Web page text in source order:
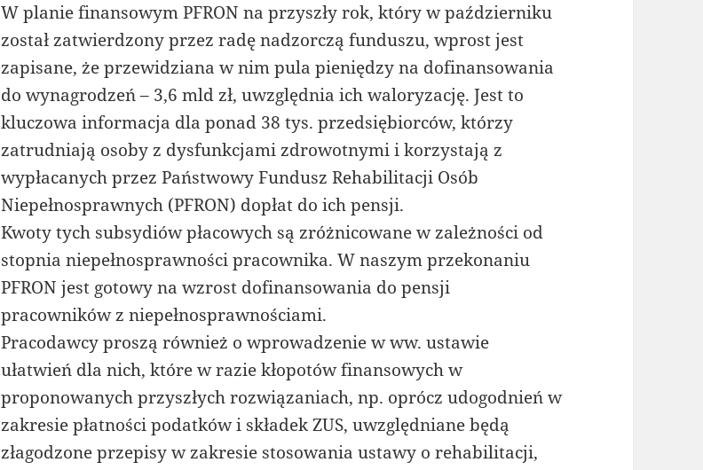
W planie finansowym PFRON na przyszły rok, który w październiku
został zatwierdzony przez radę nadzorczą funduszu, wprost jest
zapisane, że przewidziana w nim pula pieniędzy na dofinansowania
do wynagrodzeń – 3,6 mld zł, uwzględnia ich waloryzację. Jest to
kluczowa informacja dla ponad 38 tys. przedsiębiorców, którzy
zatrudniają osoby z dysfunkcjami zdrowotnymi i korzystają z
wypłacanych przez Państwowy Fundusz Rehabilitacji Osób
Niepełnosprawnych (PFRON) dopłat do ich pensji.
Kwoty tych subsydiów płacowych są zróżnicowane w zależności od
stopnia niepełnosprawności pracownika. W naszym przekonaniu
PFRON jest gotowy na wzrost dofinansowania do pensji
pracowników z niepełnosprawnościami.
Pracodawcy proszą również o wprowadzenie w ww. ustawie
ułatwień dla nich, które w razie kłopotów finansowych w
proponowanych przyszłych rozwiązaniach, np. oprócz udogodnień w
zakresie płatności podatków i składek ZUS, uwzględniane będą
złagodzone przepisy w zakresie stosowania ustawy o rehabilitacji,